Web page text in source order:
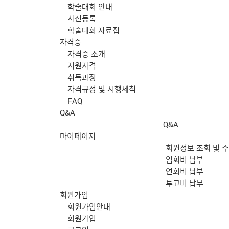
학술대회 안내
사전등록
학술대회 자료집
자격증
자격증 소개
지원자격
취득과정
자격규정 및 시행세칙
FAQ
Q&A
Q&A
마이페이지
회원정보 조회 및
입회비 납부
연회비 납부
투고비 납부
회원가입
회원가입안내
회원가입